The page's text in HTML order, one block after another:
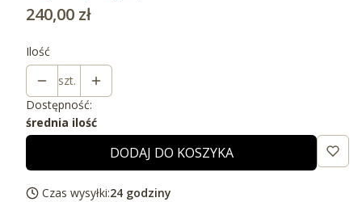
Cena
240,00 zł
Ilość
szt.
Dostępność:
średnia ilość
DODAJ DO KOSZYKA
Czas wysyłki:24 godziny